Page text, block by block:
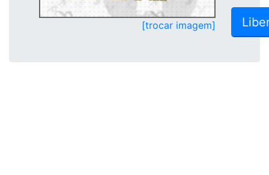
[trocar imagem]